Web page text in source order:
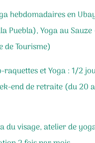
hebdomadaires en
Puebla), Yoga au
de Tourisme)
raquettes et Yoga : 1/2
end de retraite (du 20
du visage, atelier de